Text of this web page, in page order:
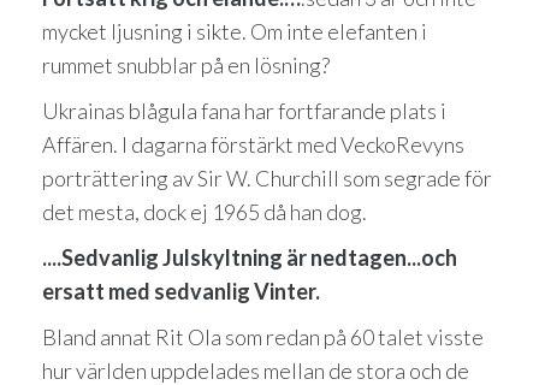
mycket ljusning i sikte. Om inte elefanten i
rummet snubblar på en lösning?
Ukrainas blågula fana har fortfarande plats i
Affären. I dagarna förstärkt med VeckoRevyns
porträttering av Sir W. Churchill som segrade för
det mesta, dock ej 1965 då han dog.
....Sedvanlig Julskyltning är nedtagen...och
ersatt med sedvanlig Vinter.
Bland annat Rit Ola som redan på 60 talet visste
hur världen uppdelades mellan de stora och de